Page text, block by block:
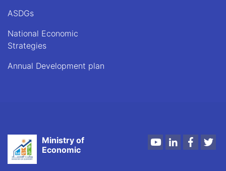
ASDGs
National Economic
Strategies
Annual Development plan
Ministry of
Economic
YoutubeLinkedIn